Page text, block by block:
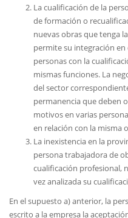
La cualificación de la
de formación o
nuevas obras que tenga
permite su integración
personas con la
mismas funciones. La
del sector
permanencia que deben
motivos en varias
en relación con la misma
La inexistencia en la
persona trabajadora de
cualificación profesional,
vez analizada su
En el supuesto a) anterior, la
escrito a la empresa la